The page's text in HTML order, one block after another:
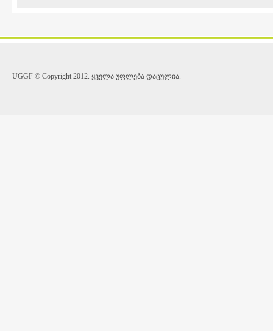
UGGF © Copyright 2012. ყველა უფლება დაცულია.